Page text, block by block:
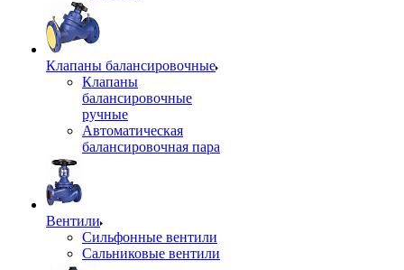
Клапаны балансировочные
Клапаны
балансировочные
ручные
Автоматическая
балансировочная пара
Вентили
Сильфонные вентили
Сальниковые вентили